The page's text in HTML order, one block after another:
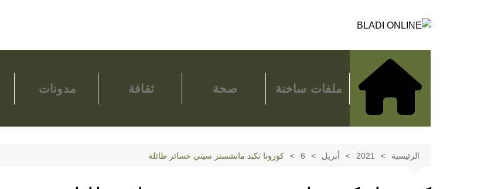
ملفات ساخنة صحة ثقافة مدونات
الرئيسية 2021 أبريل 6 كورونا تكبد مانشستر سيتي خسائر طائلة